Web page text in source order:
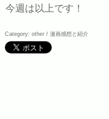
今週は以上です！
Category: other / 漫画感想と紹介